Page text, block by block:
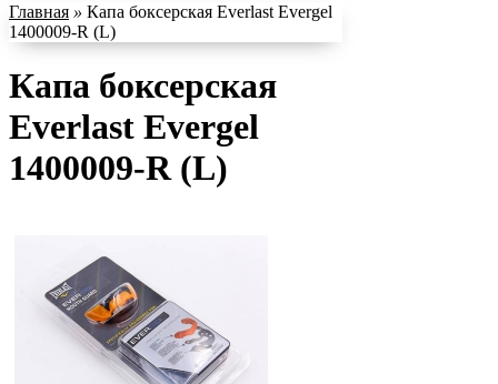
Главная » Капа боксерская Everlast Evergel
1400009-R (L)
Капа боксерская
Everlast Evergel
1400009-R (L)